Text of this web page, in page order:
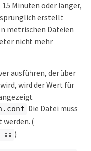
Minuten oder länger,
erstellt
metrischen Dateien
nicht mehr
ausführen, der über
wird der Wert für
Die Datei muss
werden. (
:: )